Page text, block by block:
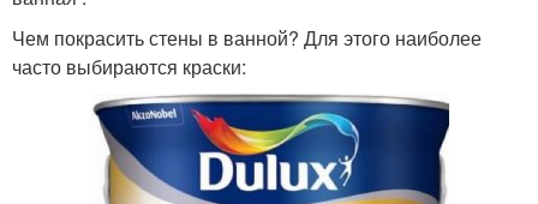
Чем покрасить стены в ванной? Для этого наиболее
часто выбираются краски: